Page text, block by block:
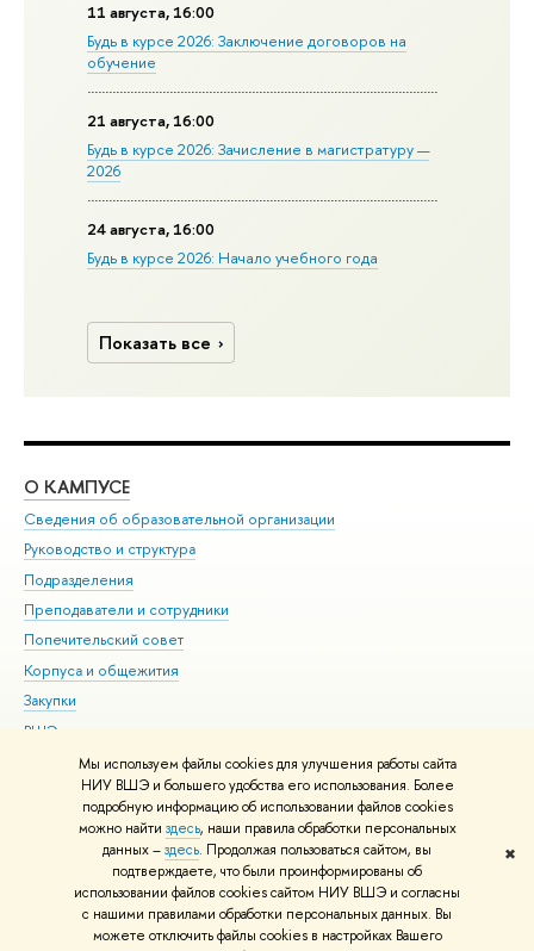
Мы используем файлы cookies для улучшения работы сайта
НИУ ВШЭ и большего удобства его использования. Более
подробную информацию об использовании файлов cookies
можно найти здесь, наши правила обработки персональных
данных –здесь. Продолжая пользоваться сайтом, вы
подтверждаете, что были проинформированы об
использовании файлов cookies сайтом НИУ ВШЭ и согласны
с нашими правилами обработки персональных данных. Вы
можете отключить файлы cookies в настройках Вашего
✖
11 августа, 16:00
Будь в курсе 2026: Заключение договоров на
обучение
21 августа, 16:00
Будь в курсе 2026: Зачисление в магистратуру —
2026
24 августа, 16:00
Будь в курсе 2026: Начало учебного года
Показать все
О КАМПУСЕ
Сведения об образовательной организации
Руководство и структура
Подразделения
Преподаватели и сотрудники
Попечительский совет
Корпуса и общежития
Закупки
ВШЭ для студентов с ограниченными возможностями
здоровья и инвалидностью
Версия для слабовидящих
Единая платежная страница
© НИУ ВШЭ 1993–2026 Адреса и контакты Условия использования
материалов Политика конфиденциальности Карта сайта
Шрифты HSE Sans и HSE Slab разработаны вШколе дизайна НИУ ВШЭ